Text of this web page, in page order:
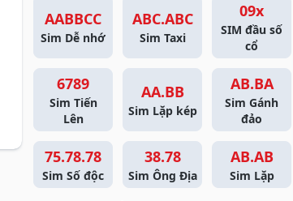
AABBCC
Sim Dễ nhớ
ABC.ABC
Sim Taxi
09x
SIM đầu số
cổ
6789
Sim Tiến
Lên
AA.BB
Sim Lặp kép
AB.BA
Sim Gánh
đảo
75.78.78
Sim Số độc
38.78
Sim Ông Địa
AB.AB
Sim Lặp